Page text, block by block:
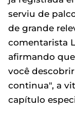
serviu de
de grande
comentarista
afirmando
você
continua", a
capítulo